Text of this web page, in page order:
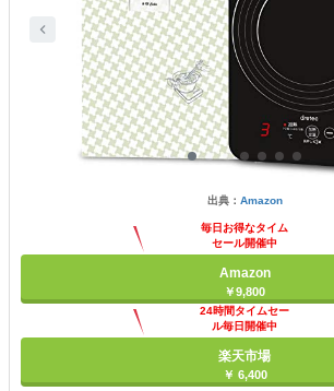
出典： Amazon
毎日お得なタイム
セール開催中
Amazon
￥9,800
24時間タイムセー
ル毎日開催中
楽天市場
￥ 6,400